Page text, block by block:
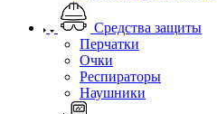
Средства защиты
Перчатки
Очки
Респираторы
Наушники